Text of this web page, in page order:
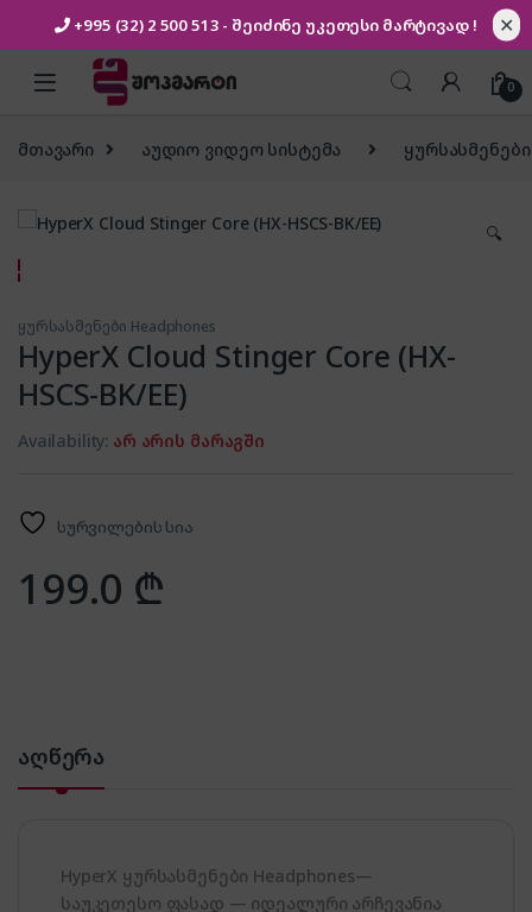
+995 (32) 2 500 513 - შეიძინე უკეთესი მარტივად ! ✕
Skip to navigation
Skip to content
0
მთავარი აუდიო ვიდეო სისტემა ყურსასმენები
🔍
ყურსასმენები Headphones
HyperX Cloud Stinger Core (HX-
HSCS-BK/EE)
Availability: არ არის მარაგში
სურვილების სია
199.0 ₾
აღწერა
HyperX ყურსასმენები Headphones—
საუკეთესო ფასად — იდეალური არჩევანია